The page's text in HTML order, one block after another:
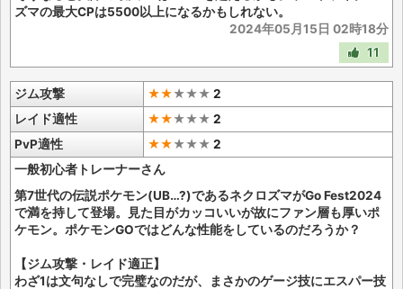
ズマの最大CPは5500以上になるかもしれない。
2024年05月15日 02時18分
11
ジム攻撃 ★★★★★ 2
レイド適性
★★★★★ 2
PvP適性
★★★★★ 2
一般初心者トレーナーさん
第7世代の伝説ポケモン(UB…?)であるネクロズマがGo Fest2024
で満を持して登場。見た目がカッコいいが故にファン層も厚いポ
ケモン。ポケモンGOではどんな性能をしているのだろうか？
【ジム攻撃・レイド適正】
わざ1は文句なしで完璧なのだが、まさかのゲージ技にエスパー技